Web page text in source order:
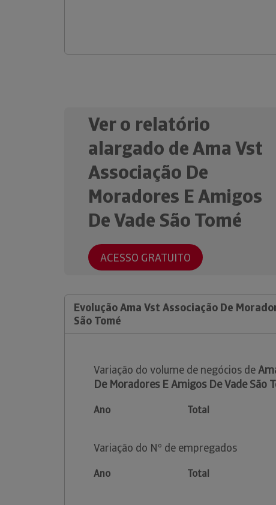
Ver o relatório
alargado de Ama Vst
Associação De
Moradores E Amigos
De Vade São Tomé
ACESSO GRATUITO
Evolução Ama Vst Associação De
São Tomé
Variação do volume de negócios de
De Moradores E Amigos De Vade São
Ano Total
Variação do Nº de empregados
Ano Total